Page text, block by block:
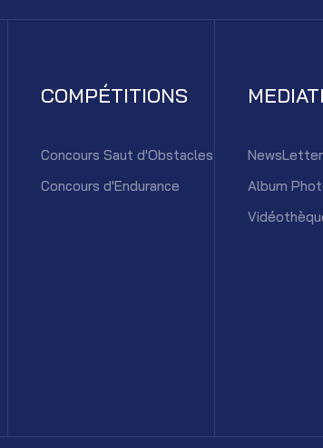
COMPÉTITIONS
Concours Saut d'Obstacles
Concours d'Endurance
NewsLetter
Album